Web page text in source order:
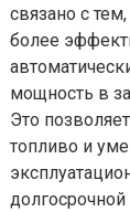
связано с
более
мощность в
Это
топливо и